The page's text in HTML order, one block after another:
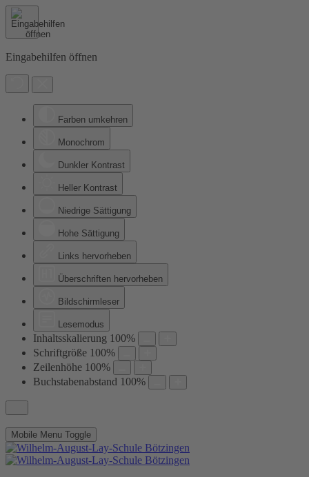
Eingabehilfen öffnen
Farben umkehren
Monochrom
Dunkler Kontrast
Heller Kontrast
Niedrige Sättigung
Hohe Sättigung
Links hervorheben
Überschriften hervorheben
Bildschirmleser
Lesemodus
Inhaltsskalierung 100%
Schriftgröße 100%
Zeilenhöhe 100%
Buchstabenabstand 100%
Mobile Menu Toggle